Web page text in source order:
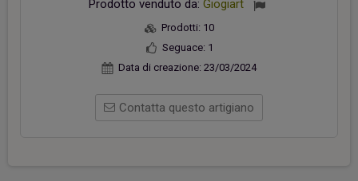
Prodotto venduto da: Giogiart
Prodotti: 10
Seguace: 1
Data di creazione: 23/03/2024
Contatta questo artigiano